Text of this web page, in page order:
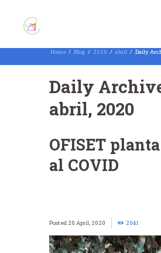
Home Blog 2020 abril Daily
Daily
abril, 2020
OFISET
al COVID
20 April, 2020 2041